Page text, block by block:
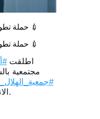
حملة تطوعية للتطعيم ضد الإنفلونزا الموسمية 💉
حملة تطوعية للتطعيم ضد الإنفلونزا الموسمية 💉
اطلقت
مجتمعية
الانفلونزا الموسمية في منتزه رغدان.